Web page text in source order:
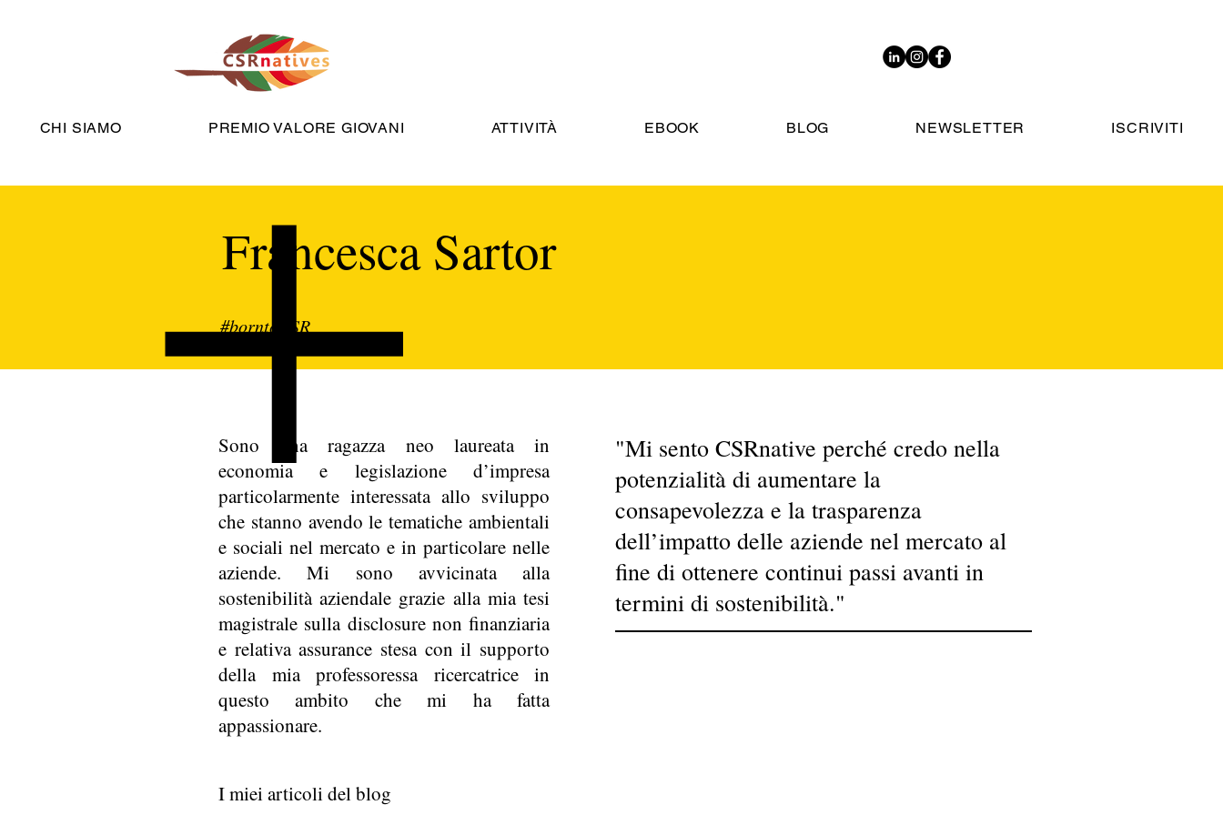
CHI SIAMO PREMIO VALORE GIOVANI ATTIVITÀ EBOOK BLOG NEWSLETTER ISCRIVITI
Francesca Sartor
#borntoCSR
Sono una ragazza neo laureata in
economia e legislazione d’impresa
particolarmente interessata allo sviluppo
che stanno avendo le tematiche ambientali
e sociali nel mercato e in particolare nelle
aziende. Mi sono avvicinata alla
sostenibilità aziendale grazie alla mia tesi
magistrale sulla disclosure non finanziaria
e relativa assurance stesa con il supporto
della mia professoressa ricercatrice in
questo ambito che mi ha fatta
appassionare.
"Mi sento CSRnative perché credo nella
potenzialità di aumentare la
consapevolezza e la trasparenza
dell’impatto delle aziende nel mercato al
fine di ottenere continui passi avanti in
termini di sostenibilità."
I miei articoli del blog